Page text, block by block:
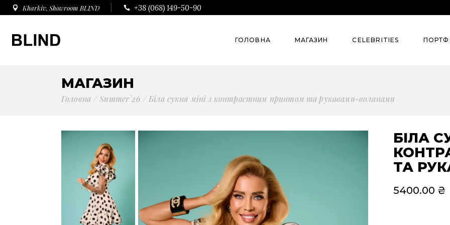
Kharkiv, Showroom BLIND +38 (068) 149-50-90
ГОЛОВНА МАГАЗИН
Pre-Spring’26
СELEBRITIES
Summer`26
Костюми
Сукні
МАГАЗИН
Головна Summer`26 Біла сукня міні з контрастним принтом та рукавами-воланами
БІЛА
ТА
5400.00 ₴